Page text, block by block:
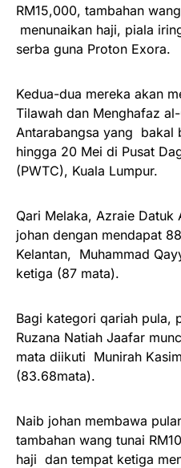
RM15,000, tambahan
menunaikan haji, piala
serba guna Proton Exora.
Kedua-dua mereka akan
Tilawah dan Menghafaz
Antarabangsa yang bakal
hingga 20 Mei di Pusat
(PWTC), Kuala Lumpur.
Qari Melaka, Azraie Datuk
johan dengan mendapat
Kelantan, Muhammad
ketiga (87 mata).
Bagi kategori qariah pula,
Ruzana Natiah Jaafar
mata diikuti Munirah
(83.68mata).
Naib johan membawa
tambahan wang tunai
haji dan tempat ketiga